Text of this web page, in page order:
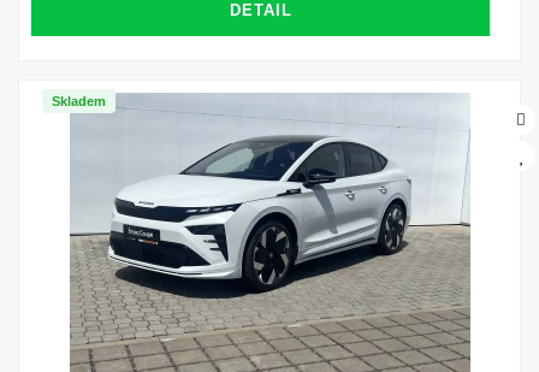
DETAIL
Skladem